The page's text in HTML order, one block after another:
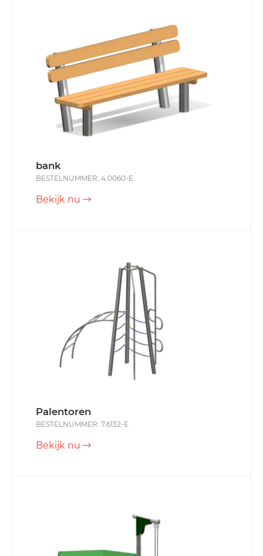
bank
BESTELNUMMER: 4.0060-E
Bekijk nu
Palentoren
BESTELNUMMER: 7.6132-E
Bekijk nu